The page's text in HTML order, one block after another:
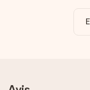
unique pour ajouter une
La personnalisation